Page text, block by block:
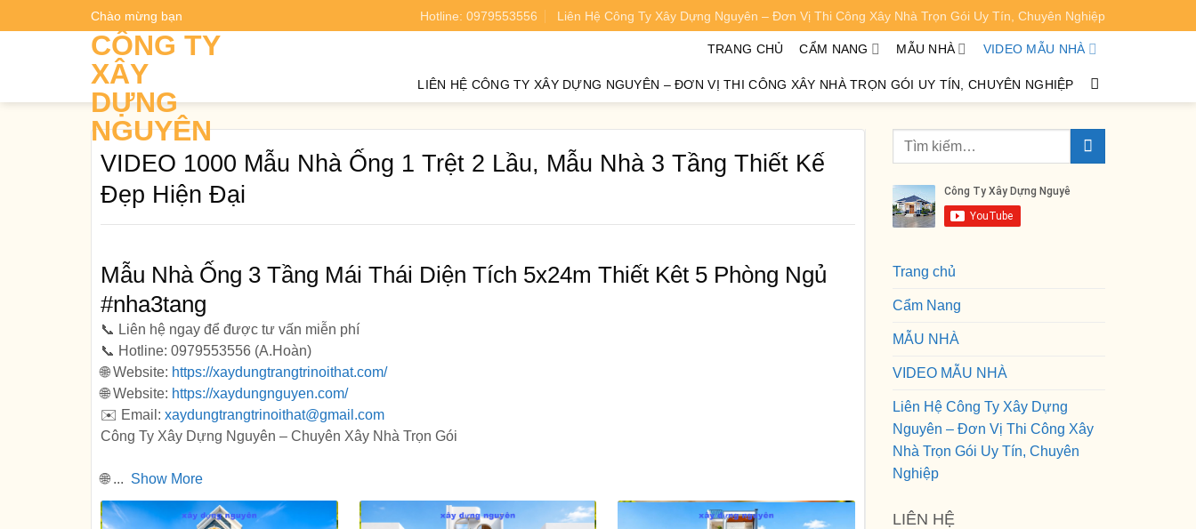
to
Chào mừng bạn Hotline: 0979553556 Liên Hệ Công Ty Xây Dựng Nguyên – Đơn Vị Thi Công Xây Nhà Trọn Gói Uy Tín, Chuyên Nghiệp
CÔNG TY
XÂY
DỰNG
NGUYÊN
TRANG CHỦ CẨM NANG MẪU NHÀ VIDEO MẪU NHÀ
LIÊN HỆ CÔNG TY XÂY DỰNG NGUYÊN – ĐƠN VỊ THI CÔNG XÂY NHÀ TRỌN GÓI UY TÍN, CHUYÊN NGHIỆP
VIDEO 1000 Mẫu Nhà Ống 1 Trệt 2 Lầu, Mẫu Nhà 3 Tầng Thiết Kế
Đẹp Hiện Đại
Mẫu Nhà Ống 3 Tầng Mái Thái Diện Tích 5x24m Thiết Kêt 5 Phòng Ngủ
#nha3tang
📞 Liên hệ ngay để được tư vấn miễn phí
📞 Hotline: 0979553556 (A.Hoàn)
🌐 Website: https://xaydungtrangtrinoithat.com/
🌐 Website: https://xaydungnguyen.com/
✉️ Email: xaydungtrangtrinoithat@gmail.com
Công Ty Xây Dựng Nguyên – Chuyên Xây Nhà Trọn Gói
🌐 ... Show More
Trang chủ
Cẩm Nang
MẪU NHÀ
VIDEO MẪU NHÀ
Liên Hệ Công Ty Xây Dựng
Nguyên – Đơn Vị Thi Công Xây
Nhà Trọn Gói Uy Tín, Chuyên
Nghiệp
LIÊN HỆ
Dự toán chi phí xây nhà chính xác 95%. XEM CHI TIẾT